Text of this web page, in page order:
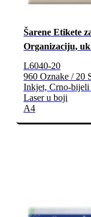
Šarene Etikete
Organizaciju,
L6040-20
960 Oznake / 20
Inkjet, Crno-bijeli
Laser u boji
A4